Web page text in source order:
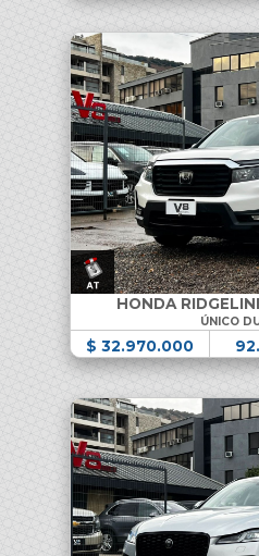
HONDA
ÚNICO
$ 32.970.000